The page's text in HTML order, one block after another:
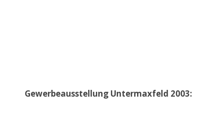
Gewerbeausstellung Untermaxfeld 2003: